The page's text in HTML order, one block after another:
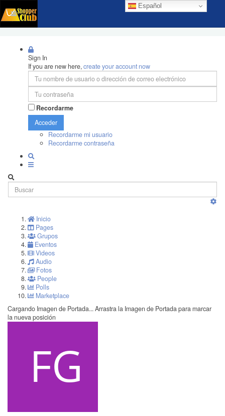
Español
Sign In
If you are new here,create your account now
Recordarme
Acceder
Recordarme mi usuario
Recordarme contraseña
Inicio
Pages
Grupos
Eventos
Videos
Audio
Fotos
People
Polls
Marketplace
Cargando Imagen de Portada... Arrastra la Imagen de Portada para marcar
la nueva posición